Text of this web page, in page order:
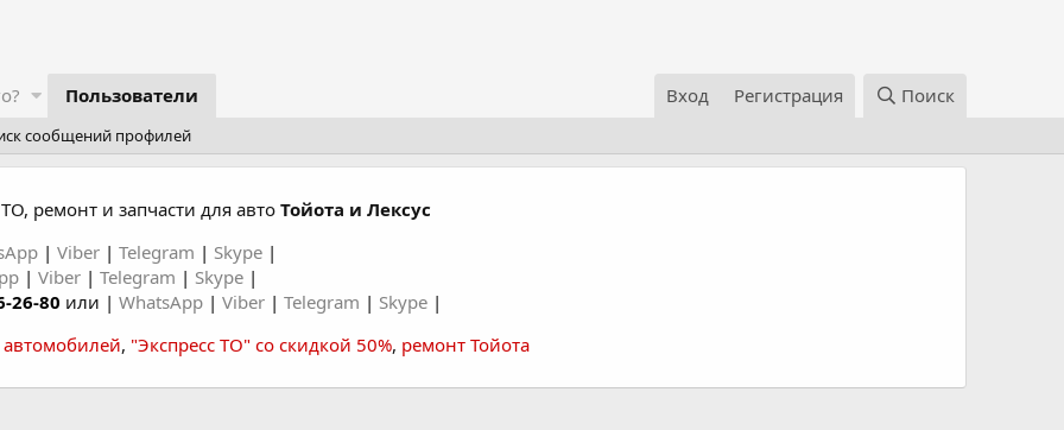
Пользователи Вход Регистрация Поиск
сообщений профилей
ремонт и запчасти для автоТойота и Лексус
| Viber | Telegram | Skype |
| Viber | Telegram | Skype |
26-80 или | WhatsApp | Viber | Telegram | Skype |
автомобилей, "Экспресс ТО" со скидкой 50%, ремонт Тойота